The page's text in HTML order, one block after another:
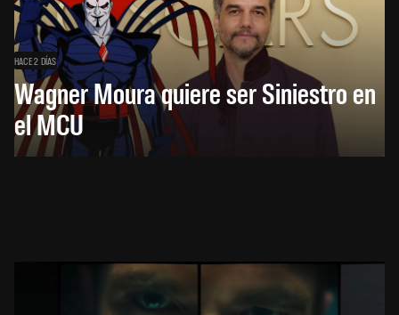
HACE 2 DÍAS
Wagner Moura quiere ser Siniestro en
el MCU